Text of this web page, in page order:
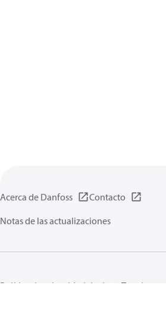
Acerca de Danfoss
Contacto
Notas de las actualizaciones
Política de privacidad de datos Terminos